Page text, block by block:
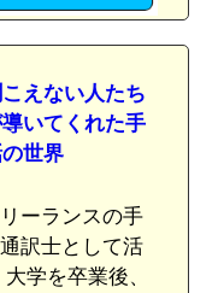
こえない人たち
いてくれた手
世界
ーランスの手
訳士として活
学を卒業後、